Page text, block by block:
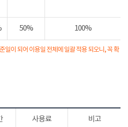
50% 100%
일이 되어 이용일 전체에 일괄 적용 되오니, 꼭 확
사용료 비고